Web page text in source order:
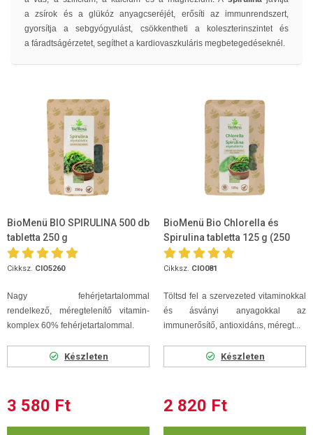
a zsírok és a glükóz anyagcseréjét, erősíti az immunrendszert,
gyorsítja a sebgyógyulást, csökkentheti a koleszterinszintet és
a fáradtságérzetet, segíthet a kardiovaszkuláris megbetegedéseknél.
BioMenü BIO SPIRULINA 500 db
tabletta 250 g
Cikksz. CIO5260
Nagy fehérjetartalommal
rendelkező, méregtelenítő vitamin-
komplex 60% fehérjetartalommal.
Készleten
3 580 Ft
BioMenü Bio Chlorella és
Spirulina tabletta 125 g (250
tabletta)
Cikksz. CIO081
Töltsd fel a szervezeted vitaminokkal
és ásványi anyagokkal az
immunerősítő, antioxidáns, méregt...
Készleten
2 820 Ft